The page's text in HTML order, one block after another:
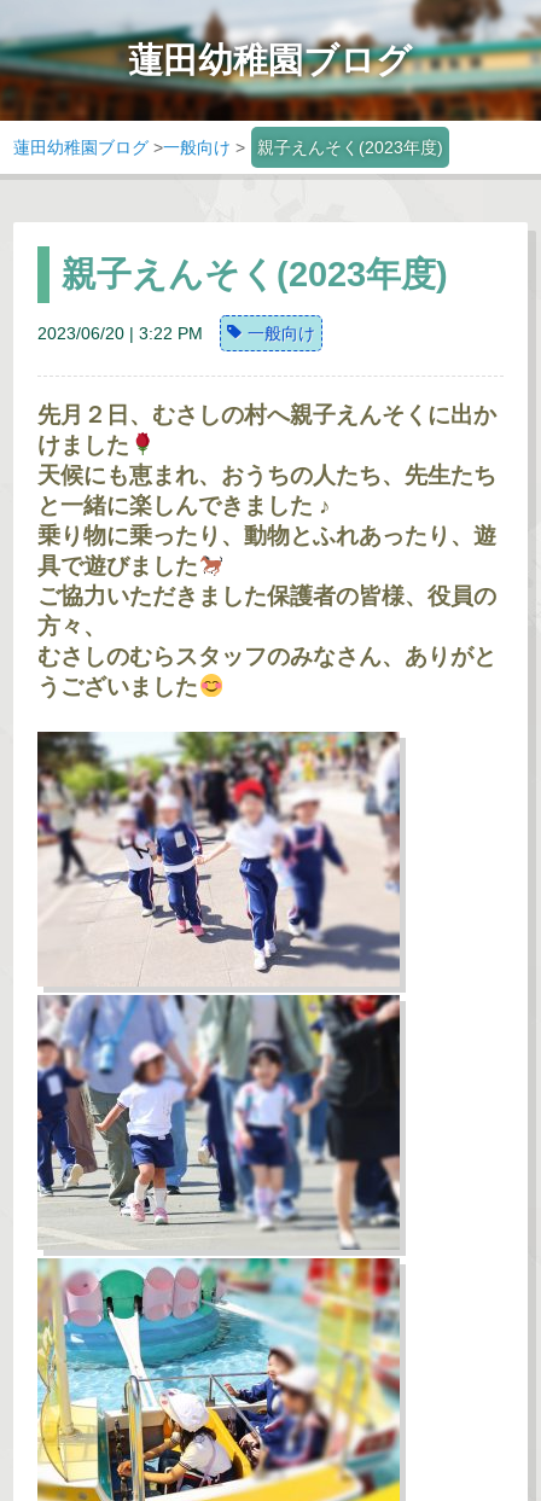
蓮田幼稚園ブログ
蓮田幼稚園ブログ >一般向け > 親子えんそく(2023年度)
親子えんそく(2023年度)
2023/06/20 | 3:22 PM 一般向け
先月２日、むさしの村へ親子えんそくに出か
けました
天候にも恵まれ、おうちの人たち、先生たち
と一緒に楽しんできました ♪
乗り物に乗ったり、動物とふれあったり、遊
具で遊びました
ご協力いただきました保護者の皆様、役員の
方々、
むさしのむらスタッフのみなさん、ありがと
うございました